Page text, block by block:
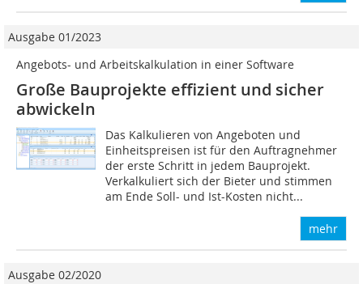
Ausgabe 01/2023
Angebots- und Arbeitskalkulation in einer Software
Große Bauprojekte effizient und sicher
abwickeln
Das Kalkulieren von Angeboten und
Einheitspreisen ist für den Auftragnehmer
der erste Schritt in jedem Bauprojekt.
Verkalkuliert sich der Bieter und stimmen
am Ende Soll- und Ist-Kosten nicht...
mehr
Ausgabe 02/2020